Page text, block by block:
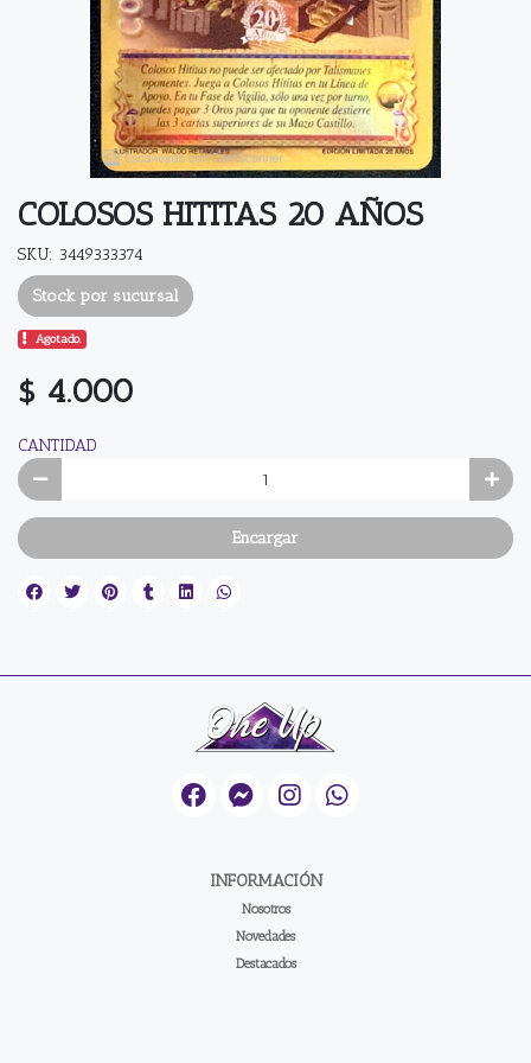
COLOSOS HITITAS 20 AÑOS
SKU: 3449333374
Stock por sucursal
Agotado.
$ 4.000
CANTIDAD
Encargar
INFORMACIÓN
Nosotros
Novedades
Destacados